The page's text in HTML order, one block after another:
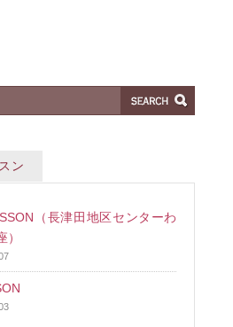
ン
（長津田地区センターわ